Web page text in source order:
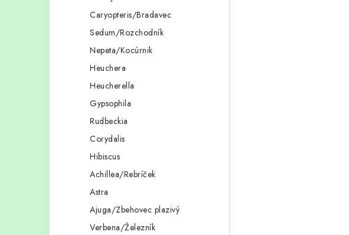
Caryopteris/Bradavec
Sedum/Rozchodník
Nepeta/Kocúrnik
Heuchera
Heucherella
Gypsophila
Rudbeckia
Corydalis
Hibiscus
Achillea/Rebríček
Astra
Ajuga/Zbehovec plazivý
Verbena/Železník